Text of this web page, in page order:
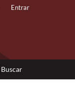
Buscar
Entrar